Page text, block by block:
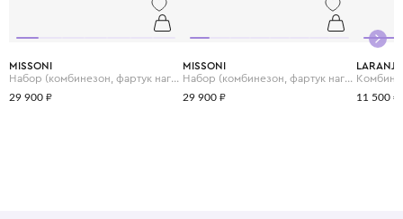
MISSONI
Набор (комбинезон, фартук нагрудный и шапка)
29 900 ₽
MISSONI
Набор (комбинезон, фартук нагрудный и шапка)
29 900 ₽ 11 500 ₽